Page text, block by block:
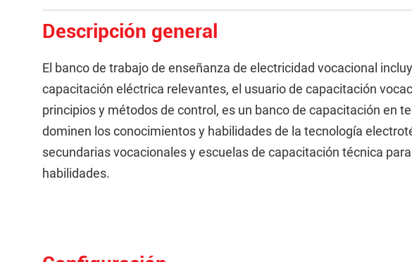
Descripción general
El banco de trabajo de enseñanza de electricidad vocacional
capacitación eléctrica relevantes, el usuario de capacitación
principios y métodos de control, es un banco de capacitación en
dominen los conocimientos y habilidades de la tecnología
secundarias vocacionales y escuelas de capacitación técnica
habilidades.